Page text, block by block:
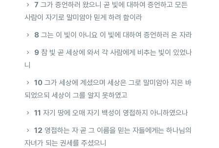
7 그가 증언하러 왔으니 곧 빛에 대하여 증언하고 모든
사람이 자기로 말미암아 믿게 하려 함이라
8 그는 이 빛이 아니요 이 빛에 대하여 증언하러 온 자라
9참 빛 곧 세상에 와서 각 사람에게 비추는 빛이 있었나
니
10그가 세상에 계셨으며 세상은 그로 말미암아 지은 바
되었으되 세상이 그를 알지 못하였고
11 자기 땅에 오매 자기 백성이 영접하지 아니하였으나
12 영접하는 자 곧 그 이름을 믿는 자들에게는 하나님의
자녀가 되는 권세를 주셨으니